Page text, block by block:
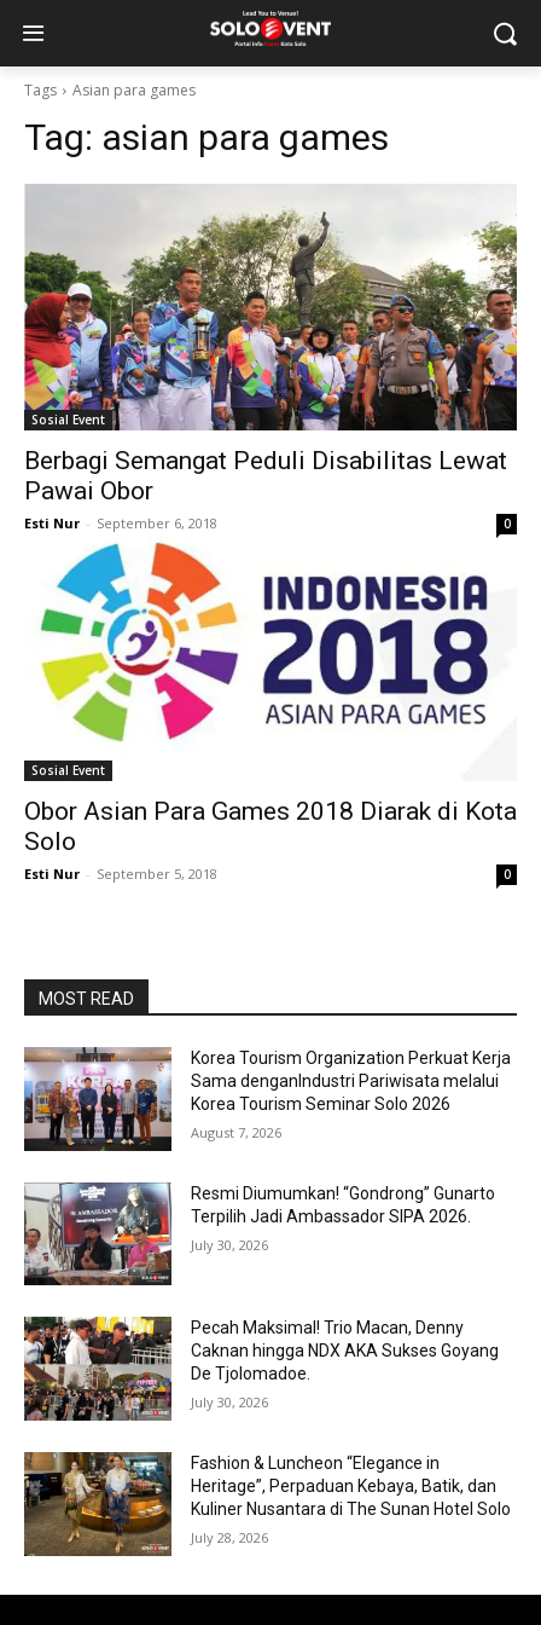
Tags Asian para games
Tag: asian para games
Sosial Event
Berbagi Semangat Peduli Disabilitas Lewat
Pawai Obor
Esti Nur - September 6, 2018 0
Sosial Event
Obor Asian Para Games 2018 Diarak di Kota
Solo
Esti Nur - September 5, 2018 0
MOST READ
Korea Tourism Organization Perkuat Kerja
Sama denganIndustri Pariwisata melalui
Korea Tourism Seminar Solo 2026
August 7, 2026
Resmi Diumumkan! “Gondrong” Gunarto
Terpilih Jadi Ambassador SIPA 2026.
July 30, 2026
Pecah Maksimal! Trio Macan, Denny
Caknan hingga NDX AKA Sukses Goyang
De Tjolomadoe.
July 30, 2026
Fashion & Luncheon “Elegance in
Heritage”, Perpaduan Kebaya, Batik, dan
Kuliner Nusantara di The Sunan Hotel Solo
July 28, 2026